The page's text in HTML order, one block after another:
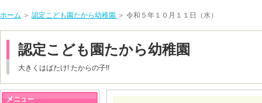
ホーム ＞ 認定こども園たから幼稚園 ＞ 令和５年１０月１１日（水）
認定こども園たから幼稚園
大きくはばたけ! たからの子!!